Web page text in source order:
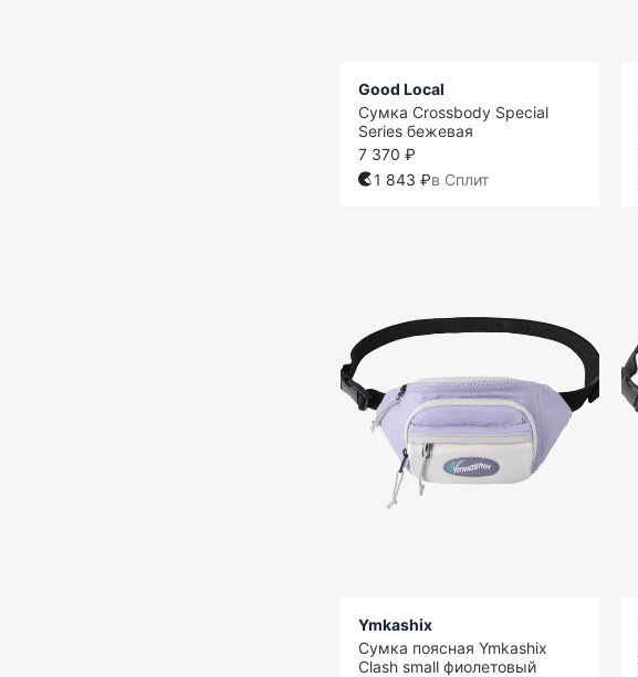
Good Local
Сумка Crossbody Special
Series бежевая
7 370 ₽
1 843 ₽в Сплит
Ymkashix
Сумка поясная Ymkashix
Clash small фиолетовый